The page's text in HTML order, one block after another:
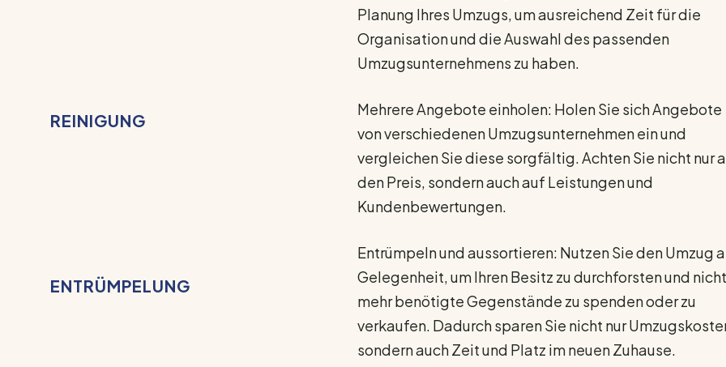
REINIGUNG
ENTRÜMPELUNG
Planung Ihres Umzugs, um ausreichend Zeit für die
Organisation und die Auswahl des passenden
Umzugsunternehmens zu haben.
Mehrere Angebote einholen: Holen Sie sich Angebote
von verschiedenen Umzugsunternehmen ein und
vergleichen Sie diese sorgfältig. Achten Sie nicht nur
den Preis, sondern auch auf Leistungen und
Kundenbewertungen.
Entrümpeln und aussortieren: Nutzen Sie den Umzug
Gelegenheit, um Ihren Besitz zu durchforsten und nicht
mehr benötigte Gegenstände zu spenden oder zu
verkaufen. Dadurch sparen Sie nicht nur
sondern auch Zeit und Platz im neuen Zuhause.